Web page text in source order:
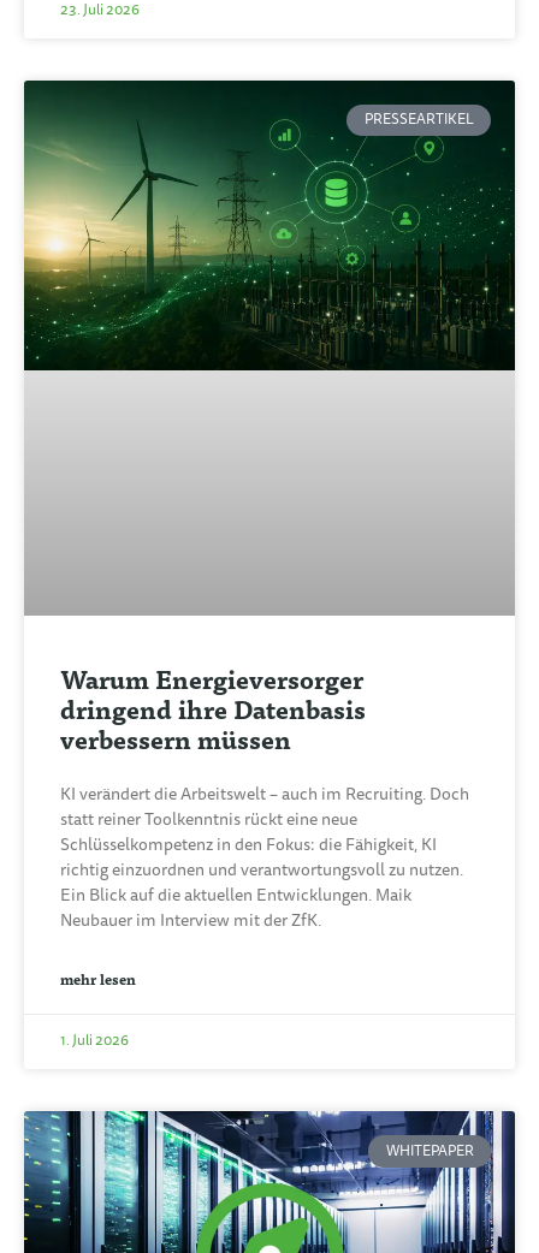
23. Juli 2026
PRESSEARTIKEL
Warum Energieversorger
dringend ihre Datenbasis
verbessern müssen
KI verändert die Arbeitswelt – auch im Recruiting. Doch
statt reiner Toolkenntnis rückt eine neue
Schlüsselkompetenz in den Fokus: die Fähigkeit, KI
richtig einzuordnen und verantwortungsvoll zu nutzen.
Ein Blick auf die aktuellen Entwicklungen. Maik
Neubauer im Interview mit der ZfK.
mehr lesen
1. Juli 2026
WHITEPAPER